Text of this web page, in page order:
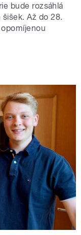
bude rozsáhlá
Až do 28.